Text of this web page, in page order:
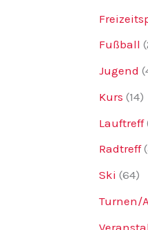
Fußball
Jugend
Kurs (14)
Lauftreff
Radtreff
Ski (64)
Turnen/